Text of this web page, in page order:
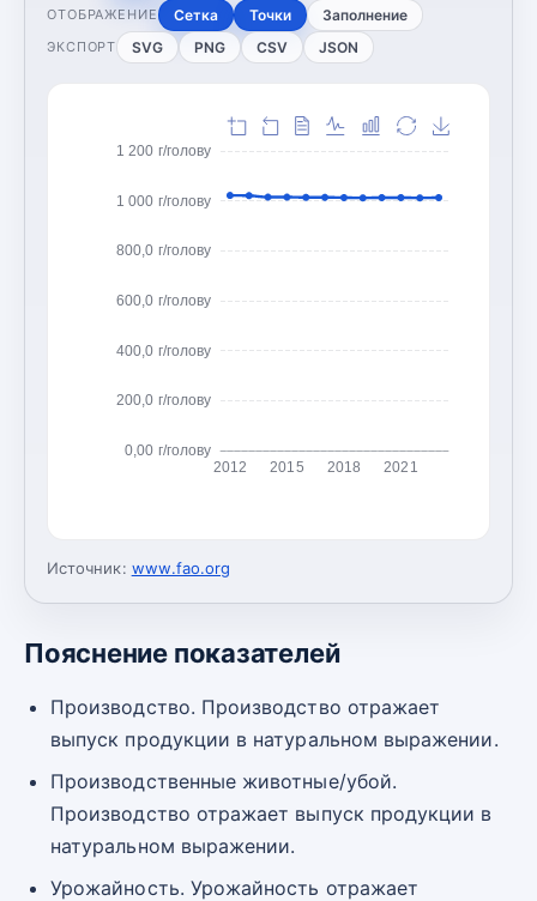
ОТОБРАЖЕНИЕ Сетка Точки Заполнение
ЭКСПОРТ SVG PNG CSV JSON
0,00 г/голову
200,0 г/голову
400,0 г/голову
600,0 г/голову
800,0 г/голову
1 000 г/голову
1 200 г/голову
2012 2015 2018 2021
Источник: www.fao.org
Пояснение показателей
Производство. Производство отражает
выпуск продукции в натуральном выражении.
Производственные животные/убой.
Производство отражает выпуск продукции в
натуральном выражении.
Урожайность. Урожайность отражает